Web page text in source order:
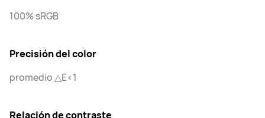
100% sRGB
Precisión del color
promedio △E<1
Relación de contraste